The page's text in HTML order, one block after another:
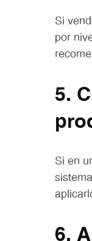
Si
por
5.
Si en
6.